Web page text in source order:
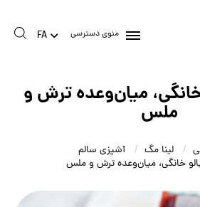
منوی دسترسی FA
خانگی، میان‌وعده ترش و
ملس
لینا مگ
آشپزی سالم
خانگی، میان‌وعده ترش و ملس